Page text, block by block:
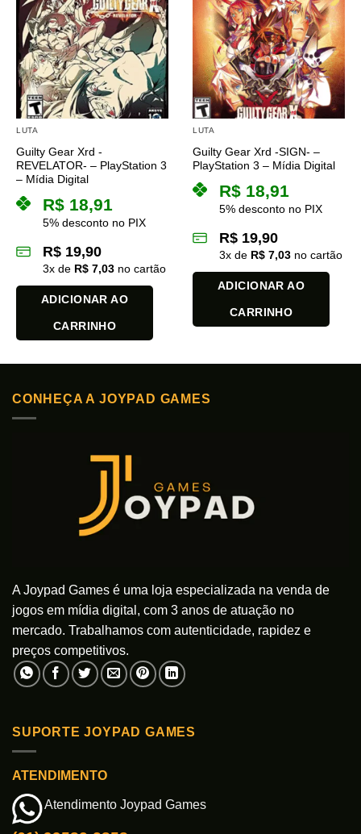
variantes.
As
opções
podem
ser
escolhidas
na
produto
LUTA
Guilty Gear Xrd -
REVELATOR- – PlayStation 3
– Mídia Digital
R$ 18,91
5% desconto no PIX
R$ 19,90
3x de R$ 7,03 no cartão
ADICIONAR AO
CARRINHO
LUTA
Guilty Gear Xrd -SIGN- –
PlayStation 3 – Mídia Digital
R$ 18,91
5% desconto no PIX
R$ 19,90
3x de R$ 7,03 no cartão
ADICIONAR AO
CARRINHO
CONHEÇA A JOYPAD GAMES
A Joypad Games é uma loja especializada na venda de
jogos em mídia digital, com 3 anos de atuação no
mercado. Trabalhamos com autenticidade, rapidez e
preços competitivos.
SUPORTE JOYPAD GAMES
ATENDIMENTO
Atendimento Joypad Games